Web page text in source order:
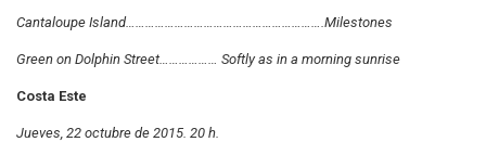
Cantaloupe Island…………………………………………………….Milestones
Green on Dolphin Street……………… Softly as in a morning sunrise
Costa Este
Jueves, 22 octubre de 2015. 20 h.